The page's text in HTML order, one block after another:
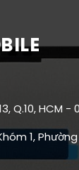
Q.10, HCM -
1,